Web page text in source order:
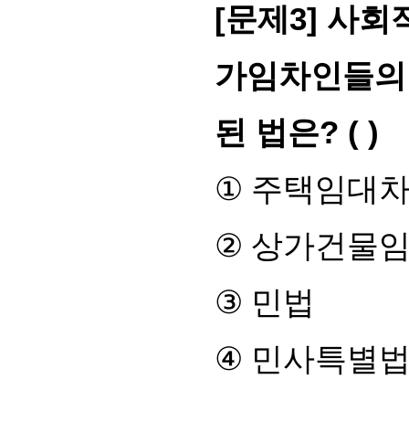
[문제 3] 사회
가임차인들
된 법은? ( )
① 주택임대
② 상가건물
③ 민법
④ 민사특별